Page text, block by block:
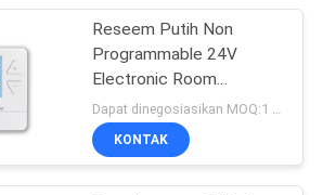
kamar
Reseem Putih Non
Programmable 24V
Electronic Room
Thermostat Dengan
Sensor NTC
Dapat dinegosiasikan MOQ:1 sampel / bisa dinegosiasikan
KONTAK